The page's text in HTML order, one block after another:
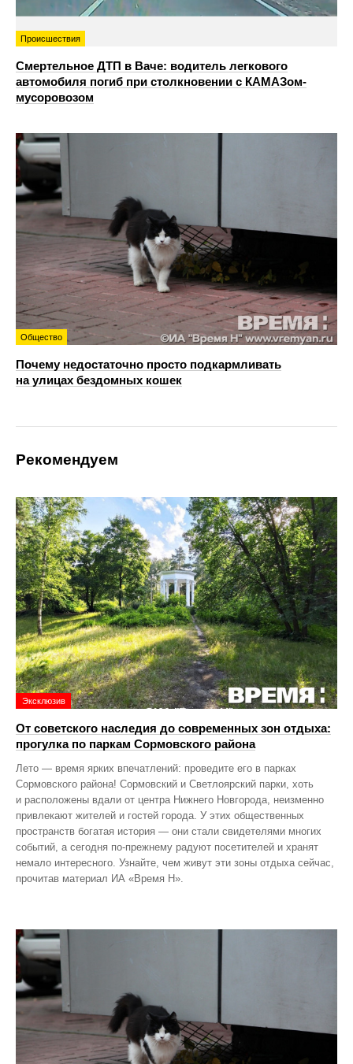
Происшествия
Смертельное ДТП в Ваче: водитель легкового
автомобиля погиб при столкновении с КАМАЗом-
мусоровозом
Общество
Почему недостаточно просто подкармливать
на улицах бездомных кошек
Рекомендуем
Эксклюзив
От советского наследия до современных зон отдыха:
прогулка по паркам Сормовского района
Лето — время ярких впечатлений: проведите его в парках
Сормовского района! Сормовский и Светлоярский парки, хоть
и расположены вдали от центра Нижнего Новгорода, неизменно
привлекают жителей и гостей города. У этих общественных
пространств богатая история — они стали свидетелями многих
событий, а сегодня по‑прежнему радуют посетителей и хранят
немало интересного. Узнайте, чем живут эти зоны отдыха сейчас,
прочитав материал ИА «Время Н».